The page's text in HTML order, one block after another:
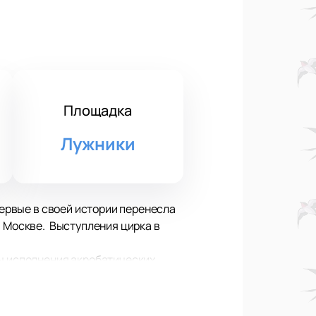
Площадка
Лужники
в своей истории перенесла
Москве. Выступления цирка в
акробатических
и экстремальное фигурное